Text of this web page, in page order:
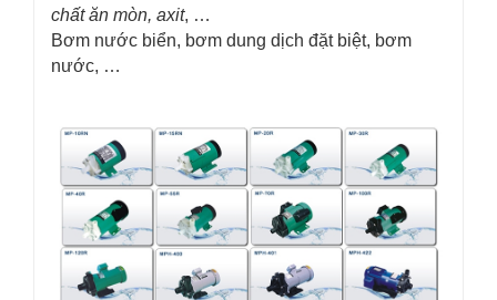
chất ăn mòn, axit, …
Bơm nước biển, bơm dung dịch đặt biệt, bơm
nước, …